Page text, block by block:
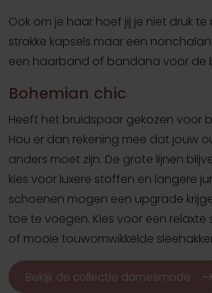
Ook om je haar hoef jij je niet druk te
strakke kapsels maar een
een haarband of bandana voor de
Bohemian chic
Heeft het bruidspaar gekozen voor
Hou er dan rekening mee dat jouw
anders moet zijn. De grote lijnen
kies voor luxere stoffen en langere
schoenen mogen een upgrade
toe te voegen. Kies voor een
of mooie touwomwikkelde
Bekijk de collectie damesmode